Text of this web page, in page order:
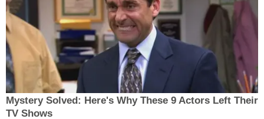
Mystery Solved: Here's Why These 9 Actors Left Their
TV Shows